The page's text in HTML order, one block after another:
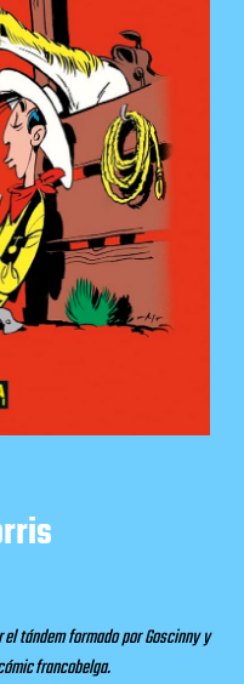
tándem formado por Goscinny y
francobelga.